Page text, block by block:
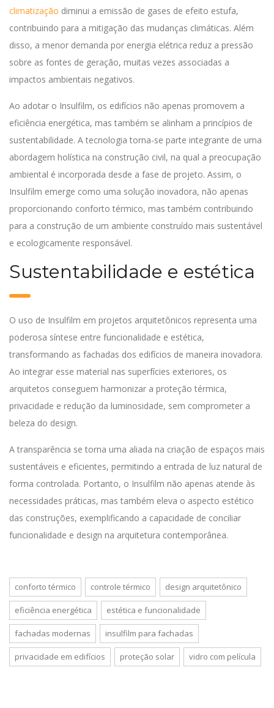
climatização diminui a emissão de gases de efeito estufa,
contribuindo para a mitigação das mudanças climáticas. Além
disso, a menor demanda por energia elétrica reduz a pressão
sobre as fontes de geração, muitas vezes associadas a
impactos ambientais negativos.
Ao adotar o Insulfilm, os edifícios não apenas promovem a
eficiência energética, mas também se alinham a princípios de
sustentabilidade. A tecnologia torna-se parte integrante de uma
abordagem holística na construção civil, na qual a preocupação
ambiental é incorporada desde a fase de projeto. Assim, o
Insulfilm emerge como uma solução inovadora, não apenas
proporcionando conforto térmico, mas também contribuindo
para a construção de um ambiente construído mais sustentável
e ecologicamente responsável.
Sustentabilidade e estética
O uso de Insulfilm em projetos arquitetônicos representa uma
poderosa síntese entre funcionalidade e estética,
transformando as fachadas dos edifícios de maneira inovadora.
Ao integrar esse material nas superfícies exteriores, os
arquitetos conseguem harmonizar a proteção térmica,
privacidade e redução da luminosidade, sem comprometer a
beleza do design.
A transparência se torna uma aliada na criação de espaços mais
sustentáveis e eficientes, permitindo a entrada de luz natural de
forma controlada. Portanto, o Insulfilm não apenas atende às
necessidades práticas, mas também eleva o aspecto estético
das construções, exemplificando a capacidade de conciliar
funcionalidade e design na arquitetura contemporânea.
conforto térmico controle térmico design arquitetônico
eficiência energética estética e funcionalidade
fachadas modernas insulfilm para fachadas
privacidade em edifícios proteção solar vidro com película